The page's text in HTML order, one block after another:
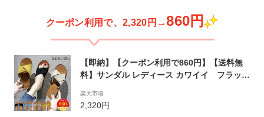
クーポン利用で、2,320円→860円
【即納】【クーポン利用で860円】【送料無
料】サンダル レディース カワイイ フラット
ル 美脚靴 シューズ レディース サンダル
スリッパ 滑り止め ビーチスリッパ 夏 ト
楽天市場
2,320円